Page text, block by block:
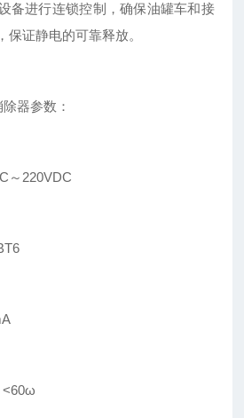
备进行连锁控制，确保油罐车和接
保证静电的可靠释放。
器参数：
～220VDC
<60ω